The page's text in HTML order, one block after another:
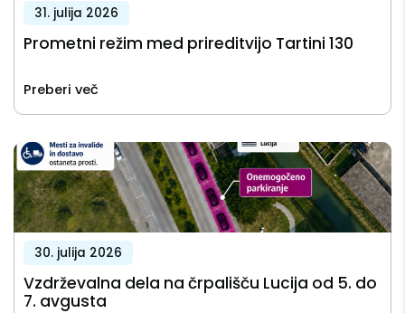
31. julija 2026
Prometni režim med prireditvijo Tartini 130
Preberi več
30. julija 2026
Vzdrževalna dela na črpališču Lucija od 5. do
7. avgusta